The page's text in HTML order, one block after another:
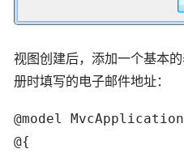
视图创建后，添加一个基本
册时填写的电子邮件地址：
@model
@{